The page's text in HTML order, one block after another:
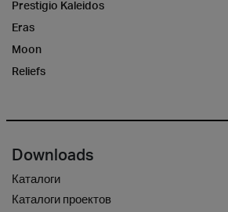
Prestigio Kaleidos
Eras
Moon
Reliefs
Downloads
Каталоги
Каталоги проектов